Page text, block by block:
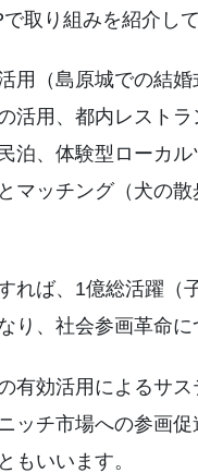
取り組みを紹介して
用（島原城での結
活用、都内レスト
泊、体験型ローカ
マッチング（犬の
れば、1億総活躍（
り、社会参画革命に
有効活用によるサ
ッチ市場への参画
もいいます。